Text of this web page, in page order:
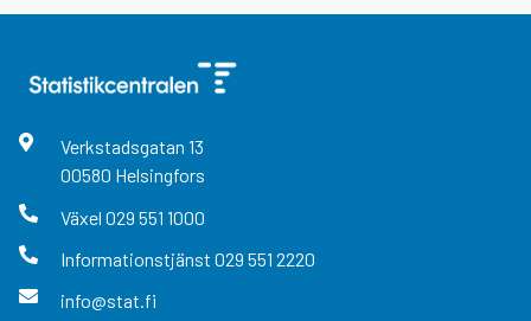
Verkstadsgatan 13
00580 Helsingfors
Växel 029 551 1000
Informationstjänst 029 551 2220
info@stat.fi